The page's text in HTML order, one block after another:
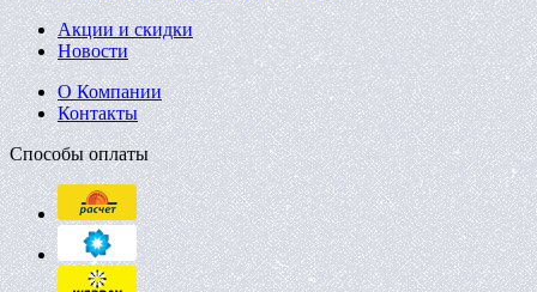
Акции и скидки
Новости
О Компании
Контакты
Способы оплаты